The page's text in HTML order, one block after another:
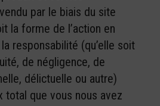
par le biais du site
la forme de l’action en
responsabilité (qu’elle soit
de négligence, de
délictuelle ou autre)
total que vous nous avez